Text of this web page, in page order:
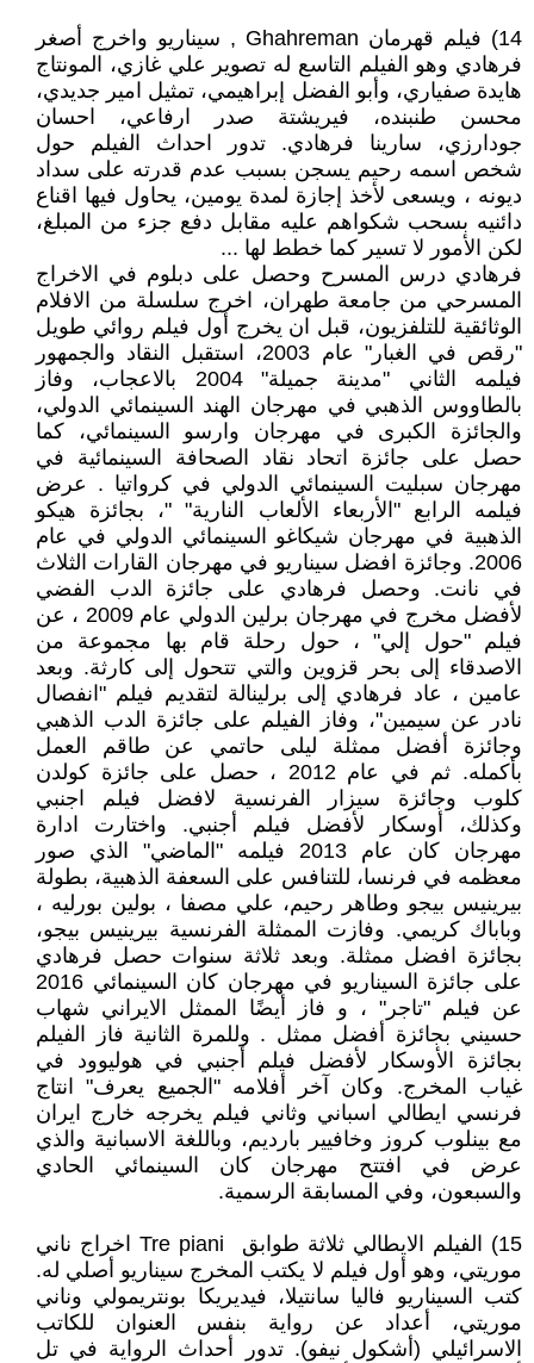
14) فيلم قهرمان ‎, Ghahreman سيناريو واخرج أصغر
فرهادي وهو الفيلم التاسع له تصوير علي غازي، المونتاج
هايدة صفياري، وأبو الفضل إبراهيمي، تمثيل امير جديدي،
محسن طنبنده، فيريشتة صدر ارفاعي، احسان
جودارزي، سارينا فرهادي. تدور احداث الفيلم حول
شخص اسمه رحيم يسجن بسبب عدم قدرته على سداد
ديونه ، ويسعى لأخذ إجازة لمدة يومين، يحاول فيها اقناع
دائنيه بسحب شكواهم عليه مقابل دفع جزء من المبلغ،
لكن الأمور لا تسير كما خطط لها ...
فرهادي درس المسرح وحصل على دبلوم في الاخراج
المسرحي من جامعة طهران، اخرج سلسلة من الافلام
الوثائقية للتلفزيون، قبل ان يخرج أول فيلم روائي طويل
"رقص في الغبار" عام 2003، استقبل النقاد والجمهور
فيلمه الثاني "مدينة جميلة" 2004 بالاعجاب، وفاز
بالطاووس الذهبي في مهرجان الهند السينمائي الدولي،
والجائزة الكبرى في مهرجان وارسو السينمائي، كما
حصل على جائزة اتحاد نقاد الصحافة السينمائية في
مهرجان سبليت السينمائي الدولي في كرواتيا . عرض
فيلمه الرابع "الأربعاء الألعاب النارية" "، بجائزة هيكو
الذهبية في مهرجان شيكاغو السينمائي الدولي في عام
2006. وجائزة افضل سيناريو في مهرجان القارات الثلاث
في نانت. وحصل فرهادي على جائزة الدب الفضي
لأفضل مخرج في مهرجان برلين الدولي عام 2009 ، عن
فيلم "حول إلي" ، حول رحلة قام بها مجموعة من
الاصدقاء إلى بحر قزوين والتي تتحول إلى كارثة. وبعد
عامين ، عاد فرهادي إلى برلينالة لتقديم فيلم "انفصال
نادر عن سيمين"، وفاز الفيلم على جائزة الدب الذهبي
وجائزة أفضل ممثلة ليلى حاتمي عن طاقم العمل
بأكمله. ثم في عام 2012 ، حصل على جائزة كولدن
كلوب وجائزة سيزار الفرنسية لافضل فيلم اجنبي
وكذلك، أوسكار لأفضل فيلم أجنبي. واختارت ادارة
مهرجان كان عام 2013 فيلمه "الماضي" الذي صور
معظمه في فرنسا، للتنافس على السعفة الذهبية، بطولة
بيرينيس بيجو وطاهر رحيم، علي مصفا ، بولين بورليه ،
وباباك كريمي. وفازت الممثلة الفرنسية بيرينيس بيجو،
بجائزة افضل ممثلة. وبعد ثلاثة سنوات حصل فرهادي
على جائزة السيناريو في مهرجان كان السينمائي 2016
عن فيلم "تاجر" ، و فاز أيضًا الممثل الايراني شهاب
حسيني بجائزة أفضل ممثل . وللمرة الثانية فاز الفيلم
بجائزة الأوسكار لأفضل فيلم أجنبي في هوليوود في
غياب المخرج. وكان آخر أفلامه "الجميع يعرف" انتاج
فرنسي ايطالي اسباني وثاني فيلم يخرجه خارج ايران
مع بينلوب كروز وخافيير بارديم، وباللغة الاسبانية والذي
عرض في افتتح مهرجان كان السينمائي الحادي
والسبعون، وفي المسابقة الرسمية.
15) الفيلم الايطالي ثلاثة طوابق Tre piani اخراج ناني
موريتي، وهو أول فيلم لا يكتب المخرج سيناريو أصلي له.
كتب السيناريو فاليا سانتيلا، فيديريكا بونتريمولي وناني
موريتي، أعداد عن رواية بنفس العنوان للكاتب
الاسرائيلي (أشكول نيفو). تدور أحداث الرواية في تل